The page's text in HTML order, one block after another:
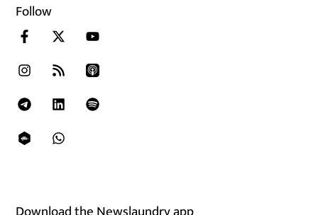
Follow